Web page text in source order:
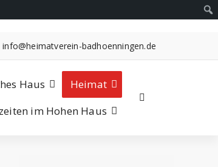
info@heimatverein-badhoenningen.de
Haus
Heimat
im Hohen Haus